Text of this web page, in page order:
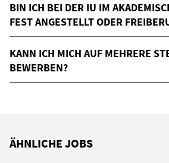
BIN ICH BEI DER IU IM
FEST ANGESTELLT ODER
KANN ICH MICH AUF MEHRERE
BEWERBEN?
ÄHNLICHE JOBS